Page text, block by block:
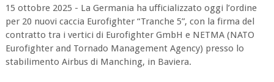
15 ottobre 2025 - La Germania ha ufficializzato oggi l’ordine
per 20 nuovi caccia Eurofighter “Tranche 5”, con la firma del
contratto tra i vertici di Eurofighter GmbH e NETMA (NATO
Eurofighter and Tornado Management Agency) presso lo
stabilimento Airbus di Manching, in Baviera.